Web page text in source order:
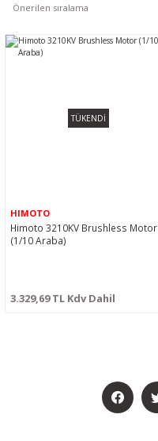
TÜKENDİ
HIMOTO
Himoto 3210KV Brushless Motor
(1/10 Araba)
3.329,69 TL Kdv Dahil